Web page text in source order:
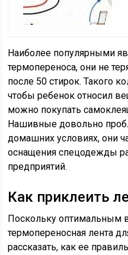
Наиболее популярными
термопереноса, они не
после 50 стирок. Такого
чтобы ребенок относил
можно покупать
Нашивные довольно
домашних условиях, они
оснащения спецодежды
предприятий.
Как приклеить
Поскольку оптимальным
термопереносная лента
рассказать, как ее